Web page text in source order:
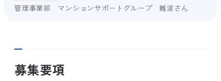
管理事業部 マンションサポートグループ 難波さん
募集要項